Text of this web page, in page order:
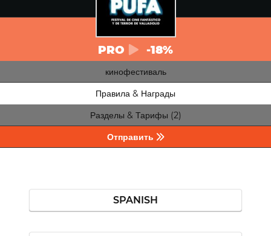
PRO -18%
кинофестиваль
Правила & Награды
Разделы & Тарифы (2)
Отправить
SPANISH